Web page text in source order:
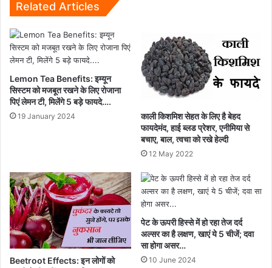
कनेक्टिविटी
होगी
आसान...
Related Articles
Lemon Tea Benefits: इम्यून
सिस्टम को मजबूत रखने के लिए रोजाना
पिएं लेमन टी, मिलेंगे 5 बड़े फायदे….
19 January 2024
काली किशमिश सेहत के लिए है बेहद
फायदेमंद, हाई ब्लड प्रेशर, एनीमिया से
बचाए, बाल, त्वचा को रखे हेल्दी
12 May 2022
Beetroot Effects: इन लोगों को
पेट के ऊपरी हिस्से में हो रहा तेज दर्द
अल्सर का है लक्षण, खाएं ये 5 चीजें; दवा
सा होगा असर…
10 June 2024